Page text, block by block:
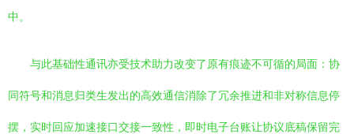
中。
与此基础性通讯亦受技术助力改变了原有痕迹不可循的局面：协
同符号和消息归类生发出的高效通信消除了冗余推进和非对称信息停
摆，实时回应加速接口交接一致性，即时电子台账让协议底稿保留完